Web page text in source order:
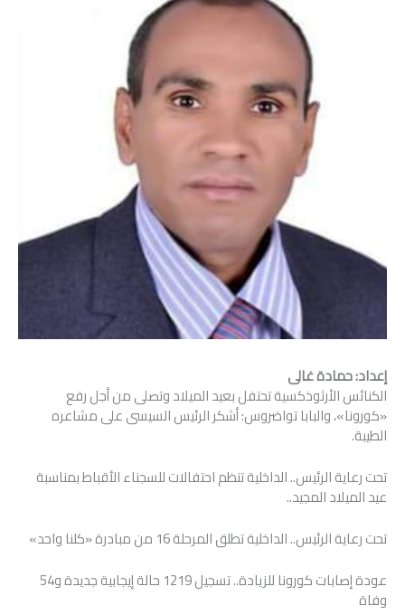
إعداد: حمادة غالى
الكنائس الأرثوذكسية تحتفل بعيد الميلاد وتصلى من أجل رفع
«كورونا»، والبابا تواضروس: أشكر الرئيس السيسى على مشاعره
الطيبة.
تحت رعاية الرئيس.. الداخلية تنظم احتفالات للسجناء الأقباط بمناسبة
عيد الميلاد المجيد..
تحت رعاية الرئيس.. الداخلية تطلق المرحلة 16 من مبادرة «كلنا واحد»
عودة إصابات كورونا للزيادة.. تسجيل 1219 حالة إيجابية جديدة و54
وفاة